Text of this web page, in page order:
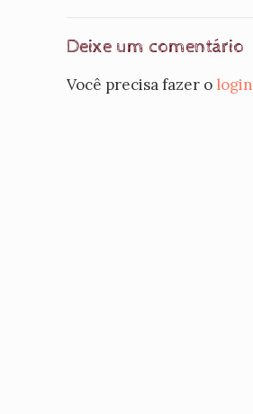
Deixe um comentário
Você precisa fazer o login